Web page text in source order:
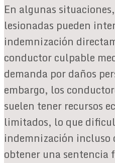
En algunas
lesionadas pueden
indemnización
conductor culpable
demanda por daños
embargo, los
suelen tener recursos
limitados, lo que
indemnización incluso
obtener una sentencia